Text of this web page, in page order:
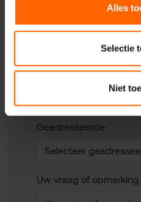
Alles
Selectie
Niet
Uw woonplaats
Geadresseerde
Uw vraag of opmerking